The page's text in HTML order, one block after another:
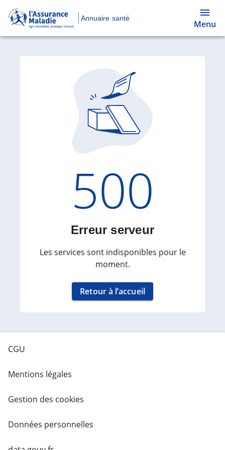
Annuaire santé
Menu
Code
500
Erreur serveur
Les services sont indisponibles pour le
moment.
Retour à l’accueil
CGU
Mentions légales
Gestion des cookies
Données personnelles